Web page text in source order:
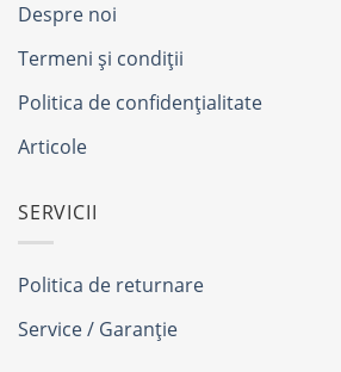
Despre noi
Termeni și condiții
Politica de confidențialitate
Articole
SERVICII
Politica de returnare
Service / Garanție